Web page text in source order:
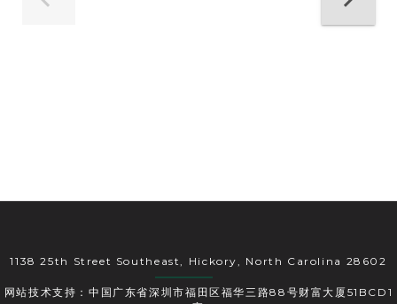
1138 25th Street Southeast, Hickory, North Carolina 28602
网站技术支持：中国广东省深圳市福田区福华三路88号财富大厦51BCD1